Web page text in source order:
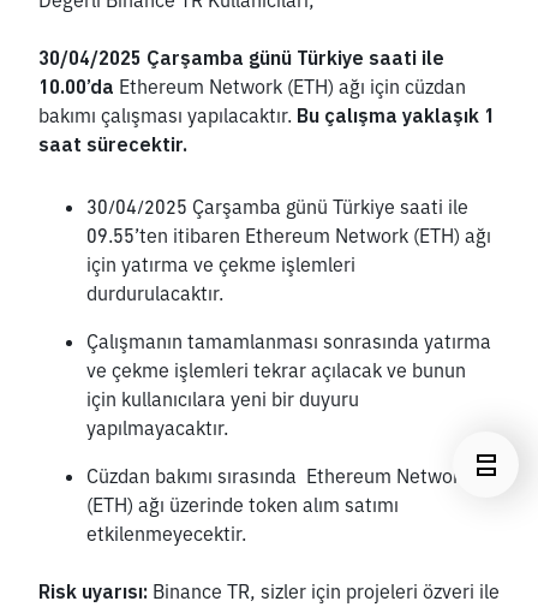
30/04/2025 Çarşamba günü Türkiye saati ile
10.00’da Ethereum Network (ETH) ağı için cüzdan
bakımı çalışması yapılacaktır. Bu çalışma yaklaşık 1
saat sürecektir.
30/04/2025 Çarşamba günü Türkiye saati ile
09.55’ten itibaren Ethereum Network (ETH) ağı
için yatırma ve çekme işlemleri
durdurulacaktır.
Çalışmanın tamamlanması sonrasında yatırma
ve çekme işlemleri tekrar açılacak ve bunun
için kullanıcılara yeni bir duyuru
yapılmayacaktır.
Cüzdan bakımı sırasında  Ethereum Network
(ETH) ağı üzerinde token alım satımı
etkilenmeyecektir.
Risk uyarısı: Binance TR, sizler için projeleri özveri ile